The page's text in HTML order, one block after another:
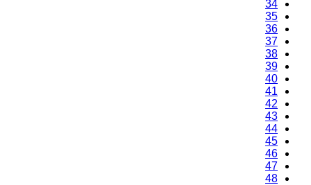
34
35
36
37
38
39
40
41
42
43
44
45
46
47
48